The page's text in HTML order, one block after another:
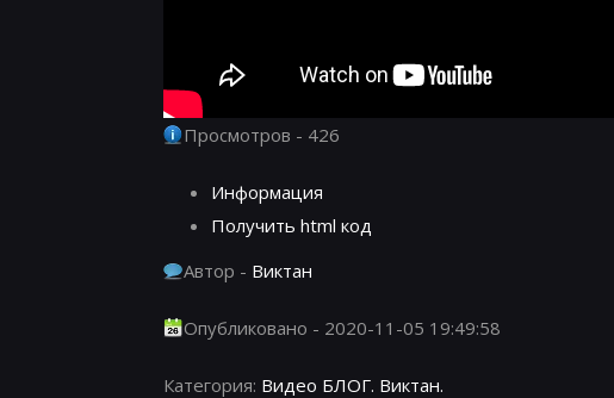
Просмотров - 426
Информация
Получить html код
Автор - Виктан
Опубликовано - 2020-11-05 19:49:58
Категория: Видео БЛОГ. Виктан.